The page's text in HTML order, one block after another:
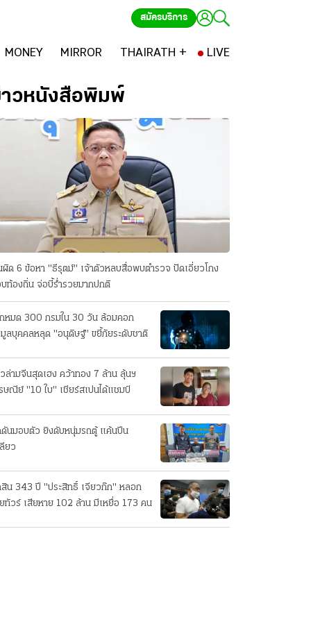
สมัครบริการ
MONEY MIRROR THAIRATH + LIVE
วหนังสือพิมพ์
ด 6 ข้อหา "ธีรุตม์" เจ้าตัวหลบสื่อพบตำรวจ ปัดเอี่ยวโกง
ท้องถิ่น จ่อบี้รํ่ารวยมากปกติ
กหมด 300 กรมใน 30 วัน ล้อมคอก
ลบุคคลหลุด "อนุดิษฐ์" ขยี้ภัยระดับชาติ
ล่ามจีนสุดเฮง คว้าทอง 7 ล้าน ลุ้นฯ
ษณีย์ "10 ใบ" เชียร์สเปนได้แชมป์
นมอบตัว ยิงดับหนุ่มรถตู้ แค้นปีน
ยว
น 343 ปี "ประสิทธิ์ เจียวก๊ก" หลอก
ทัวร์ เสียหาย 102 ล้าน มีเหยื่อ 173 คน